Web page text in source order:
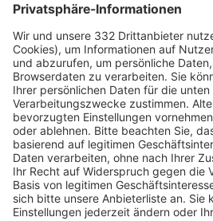
HÄUFIG BESUCHTE SEITEN
Pässe und Vereinswechsel
Trainerausbildung
Schulungsangebot Vereinsmitarbeiter
BFV-Geschäftsstellen
Trainerbörse
Login SpielPlus